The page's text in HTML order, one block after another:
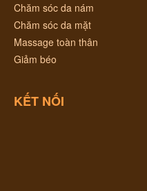
Chăm sóc da nám
Chăm sóc da mặt
Massage toàn thân
Giảm béo
KẾT NỐI